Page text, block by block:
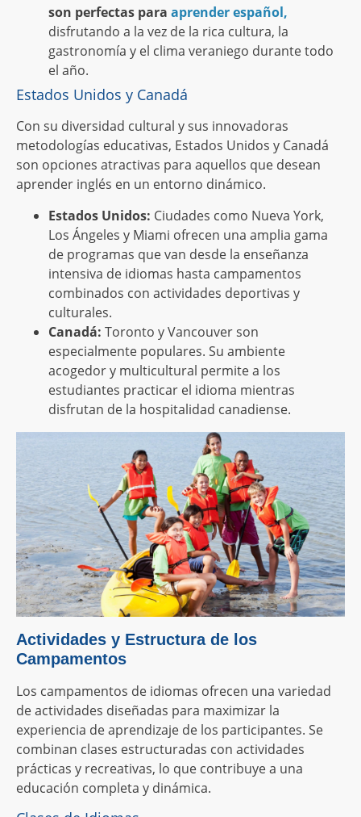
son perfectas para aprender español,
disfrutando a la vez de la rica cultura, la
gastronomía y el clima veraniego durante todo
el año.
Estados Unidos y Canadá
Con su diversidad cultural y sus innovadoras
metodologías educativas, Estados Unidos y Canadá
son opciones atractivas para aquellos que desean
aprender inglés en un entorno dinámico.
Estados Unidos: Ciudades como Nueva York,
Los Ángeles y Miami ofrecen una amplia gama
de programas que van desde la enseñanza
intensiva de idiomas hasta campamentos
combinados con actividades deportivas y
culturales.
Canadá: Toronto y Vancouver son
especialmente populares. Su ambiente
acogedor y multicultural permite a los
estudiantes practicar el idioma mientras
disfrutan de la hospitalidad canadiense.
Actividades y Estructura de los
Campamentos
Los campamentos de idiomas ofrecen una variedad
de actividades diseñadas para maximizar la
experiencia de aprendizaje de los participantes. Se
combinan clases estructuradas con actividades
prácticas y recreativas, lo que contribuye a una
educación completa y dinámica.